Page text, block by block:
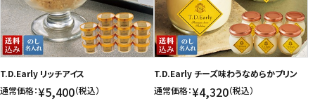
T.D.Early リッチアイス
通常価格：¥5,400（税込）
T.D.Early チーズ味わうなめらかプリン
通常価格：¥4,320（税込）